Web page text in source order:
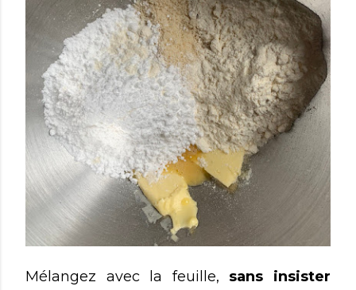
Mélangez avec la feuille, sans insister